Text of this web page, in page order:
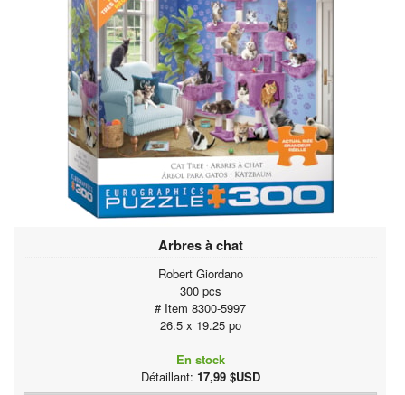
Arbres à chat
Robert Giordano
300 pcs
# Item 8300-5997
26.5 x 19.25 po
En stock
Détaillant: 17,99 $USD